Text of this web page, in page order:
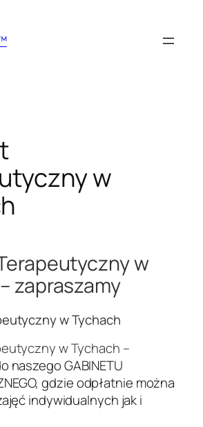
w
w
zapraszamy
w Tychach
w Tychach –
naszego GABINETU
gdzie odpłatnie można
indywidualnych jak i